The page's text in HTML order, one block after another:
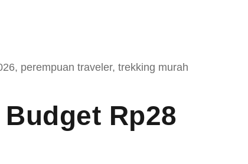
, perempuan traveler, trekking murah
Rp28